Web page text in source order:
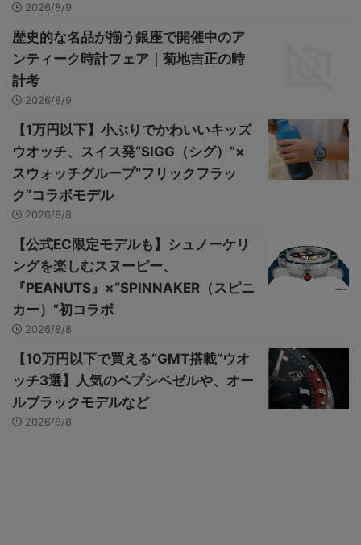
2026/8/9
歴史的な名品が揃う銀座で開催中のア
ンティーク時計フェア｜菊地吉正の時
計考
2026/8/9
【1万円以下】小ぶりでかわいいキッズ
ウオッチ、スイス発“SIGG（シグ）”×
スウォッチグループ“フリックフラッ
ク”コラボモデル
2026/8/8
【公式EC限定モデルも】シュノーケリ
ングを楽しむスヌーピー、
『PEANUTS』×“SPINNAKER（スピニ
カー）”初コラボ
2026/8/8
【10万円以下で買える“GMT搭載”ウオ
ッチ3選】人気のペプシベゼルや、オー
ルブラックモデルなど
2026/8/8